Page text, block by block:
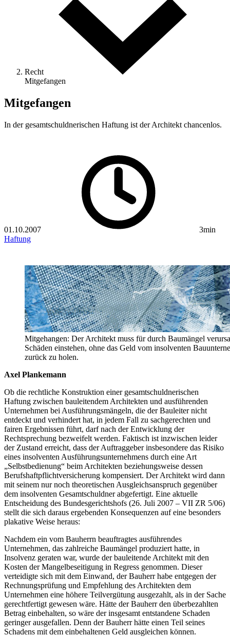
Recht
Mitgefangen
Mitgefangen
In der gesamtschuldnerischen Haftung ist der Architekt chancenlos.
01.10.2007
3min
Haftung
Mitgehangen: Der Architekt muss für durch Baumängel
Schäden einstehen, ohne das Geld vom insolventen
zurück zu holen.
Axel Plankemann
Ob die rechtliche Konstruktion einer gesamtschuldnerischen
Haftung zwischen bauleitendem Architekten und ausführenden
Unternehmen bei Ausführungsmängeln, die der Bauleiter nicht
entdeckt und verhindert hat, in jedem Fall zu sachgerechten und
fairen Ergebnissen führt, darf nach der Entwicklung der
Rechtsprechung bezweifelt werden. Faktisch ist inzwischen leider
der Zustand erreicht, dass der Auftraggeber insbesondere das Risiko
eines insolventen Ausführungsunternehmens durch eine Art
„Selbstbedienung“ beim Architekten beziehungsweise dessen
Berufshaftpflichtversicherung kompensiert. Der Architekt wird dann
mit seinem nur noch theo­retischen Ausgleichsanspruch gegenüber
dem insolventen Gesamtschuldner abgefertigt. Eine aktuelle
Entscheidung des Bundesgerichtshofs (26. Juli 2007 – VII ZR 5/06)
stellt die sich daraus ergebenden Konsequenzen auf eine besonders
plakative Weise heraus:
Nachdem ein vom Bauherrn beauftragtes ausführendes
Unternehmen, das zahlreiche Baumängel produziert hatte, in
Insolvenz geraten war, wurde der bauleitende Architekt mit den
Kosten der Mangelbeseitigung in Regress genommen. Dieser
verteidigte sich mit dem Einwand, der Bauherr habe entgegen der
Rechnungsprüfung und Empfehlung des Architekten dem
Unternehmen eine höhere Teilvergütung ausgezahlt, als in der Sache
gerechtfertigt gewesen wäre. Hätte der Bauherr den überbezahlten
Betrag einbehalten, so wäre der insgesamt entstandene Schaden
geringer ausgefallen. Denn der Bauherr hätte einen Teil seines
Schadens mit dem einbehaltenen Geld ausgleichen können.